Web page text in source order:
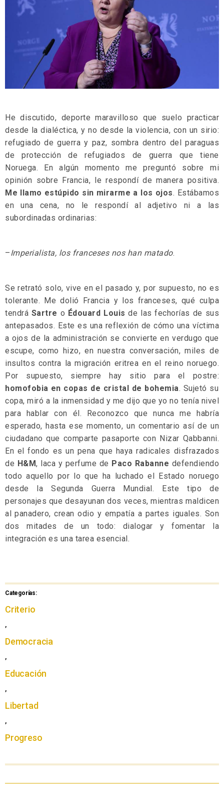
He discutido, deporte maravilloso que suelo practicar
desde la dialéctica, y no desde la violencia, con un sirio:
refugiado de guerra y paz, sombra dentro del paraguas
de protección de refugiados de guerra que tiene
Noruega. En algún momento me preguntó sobre mi
opinión sobre Francia, le respondí de manera positiva.
Me llamo estúpido sin mirarme a los ojos. Estábamos
en una cena, no le respondí al adjetivo ni a las
subordinadas ordinarias:
–Imperialista, los franceses nos han matado.
Se retrató solo, vive en el pasado y, por supuesto, no es
tolerante. Me dolió Francia y los franceses, qué culpa
tendrá Sartre o Édouard Louis de las fechorías de sus
antepasados. Este es una reflexión de cómo una víctima
a ojos de la administración se convierte en verdugo que
escupe, como hizo, en nuestra conversación, miles de
insultos contra la migración eritrea en el reino noruego.
Por supuesto, siempre hay sitio para el postre:
homofobia en copas de cristal de bohemia. Sujetó su
copa, miró a la inmensidad y me dijo que yo no tenía nivel
para hablar con él. Reconozco que nunca me habría
esperado, hasta ese momento, un comentario así de un
ciudadano que comparte pasaporte con Nizar Qabbanni.
En el fondo es un pena que haya radicales disfrazados
de H&M, laca y perfume de Paco Rabanne defendiendo
todo aquello por lo que ha luchado el Estado noruego
desde la Segunda Guerra Mundial. Este tipo de
personajes que desayunan dos veces, mientras maldicen
al panadero, crean odio y empatía a partes iguales. Son
dos mitades de un todo: dialogar y fomentar la
integración es una tarea esencial.
Categorías:
Criterio
,
Democracia
,
Educación
,
Libertad
,
Progreso